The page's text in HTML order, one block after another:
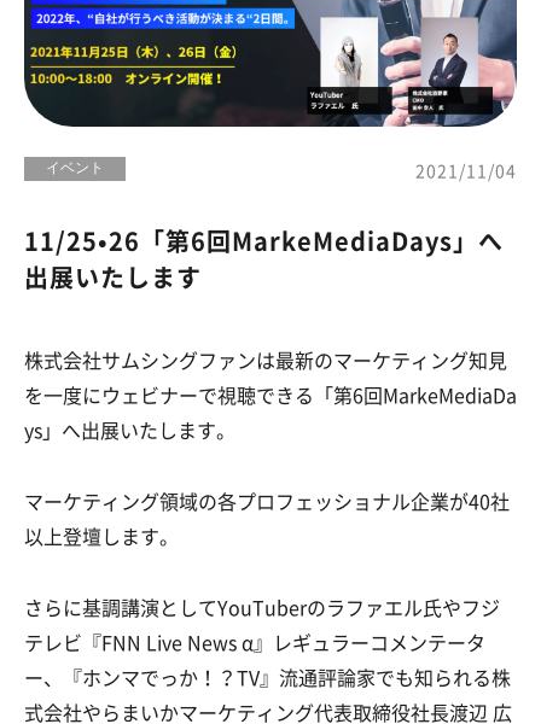
イベント 2021/11/04
11/25•26「第6回MarkeMediaDays」へ
出展いたします
株式会社サムシングファンは最新のマーケティング知見
を一度にウェビナーで視聴できる「第6回MarkeMediaDa
ys」へ出展いたします。
マーケティング領域の各プロフェッショナル企業が40社
以上登壇します。
さらに基調講演としてYouTuberのラファエル氏やフジ
テレビ『FNN Live News α』レギュラーコメンテータ
ー、『ホンマでっか！？TV』流通評論家でも知られる株
式会社やらまいかマーケティング代表取締役社長渡辺 広